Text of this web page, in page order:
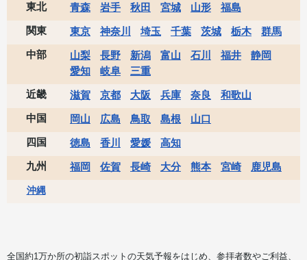
東北
青森 岩手 秋田 宮城 山形
福島
関東
東京 神奈川 埼玉 千葉 茨城 栃木
群馬
中部
山梨 長野 新潟 富山 石川 福井
静岡
愛知
岐阜
三重
近畿
滋賀 京都 大阪 兵庫 奈良
和歌山
中国
岡山 広島 鳥取 島根
山口
四国
徳島 香川 愛媛
高知
九州
福岡 佐賀 長崎 大分 熊本 宮崎 鹿児島
沖縄
全国約1万か所の初詣スポットの天気予報をはじめ、参拝者数やご利益、